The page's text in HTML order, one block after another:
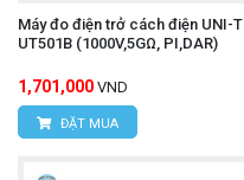
Máy đo điện trở cách điện UNI-T
UT501B (1000V,5GΩ, PI,DAR)
1,701,000 VND
ĐẶT MUA